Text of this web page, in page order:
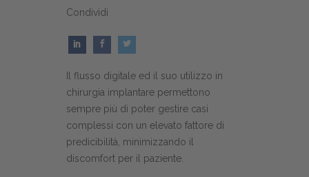
Condividi
Il flusso digitale ed il suo utilizzo in
chirurgia implantare permettono
sempre più di poter gestire casi
complessi con un elevato fattore di
predicibilità, minimizzando il
discomfort per il paziente.